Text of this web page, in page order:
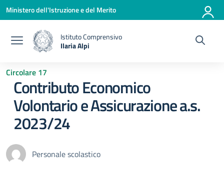
Vai ai contenuti
Vai al menu di navigazione
Vai al footer
Ministero dell'Istruzione e del Merito
Istituto Comprensivo
Ilaria Alpi
Circolare 17
Contributo Economico
Volontario e Assicurazione a.s.
2023/24
Personale scolastico